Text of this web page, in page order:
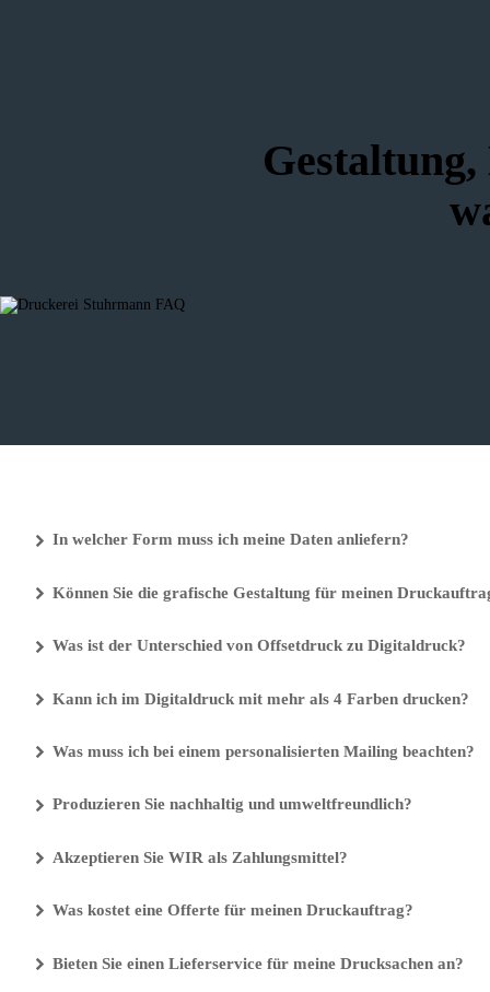
In welcher Form muss ich meine Daten anliefern?
Können Sie die grafische Gestaltung für meinen
Was ist der Unterschied von Offsetdruck zu Digitaldruck?
Kann ich im Digitaldruck mit mehr als 4 Farben drucken?
Was muss ich bei einem personalisierten Mailing beachten?
Produzieren Sie nachhaltig und umweltfreundlich?
Akzeptieren Sie WIR als Zahlungsmittel?
Was kostet eine Offerte für meinen Druckauftrag?
Bieten Sie einen Lieferservice für meine Drucksachen an?